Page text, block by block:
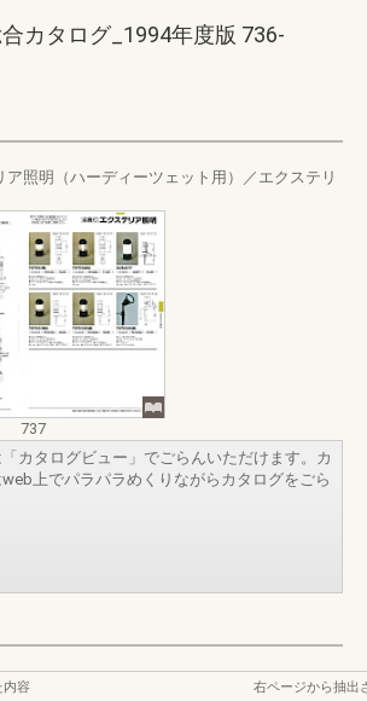
カタログ_1994年度版 736-
照明（ハーディーツェット用）／エクステリ
737
カタログビュー」でごらんいただけます。カ
上でパラパラめくりながらカタログをごら
内容
右ページから抽出